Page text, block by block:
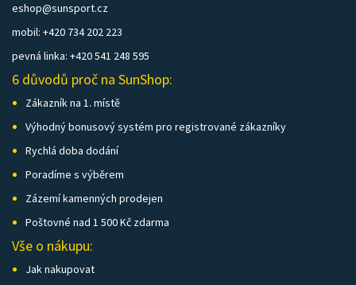
eshop@sunsport.cz
mobil: +420 734 202 223
pevná linka: +420 541 248 595
6 důvodů proč na SunShop:
Zákazník na 1. místě
Výhodný bonusový systém pro registrované zákazníky
Rychlá doba dodání
Poradíme s výběrem
Zázemí kamenných prodejen
Poštovné nad 1 500 Kč zdarma
Vše o nákupu:
Jak nakupovat